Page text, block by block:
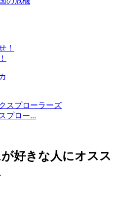
プロー...
好きな人にオスス